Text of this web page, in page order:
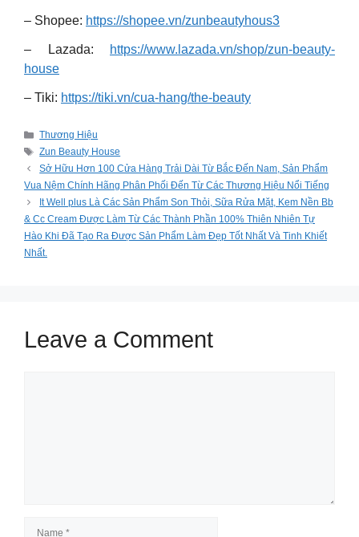
– Shopee: https://shopee.vn/zunbeautyhous3
– Lazada:
https://www.lazada.vn/shop/zun-beauty-
house
– Tiki: https://tiki.vn/cua-hang/the-beauty
Categories
Thương Hiệu
Tags
Zun Beauty House
Sở Hữu Hơn 100 Cửa Hàng Trải Dài Từ Bắc Đến Nam, Sản Phẩm
Vua Nệm Chính Hãng Phân Phối Đến Từ Các Thương Hiệu Nổi Tiếng
It Well plus Là Các Sản Phẩm Son Thỏi, Sữa Rửa Mặt, Kem Nền Bb
& Cc Cream Được Làm Từ Các Thành Phần 100% Thiên Nhiên Tự
Hào Khi Đã Tạo Ra Được Sản Phẩm Làm Đẹp Tốt Nhất Và Tinh Khiết
Nhất.
Leave a Comment